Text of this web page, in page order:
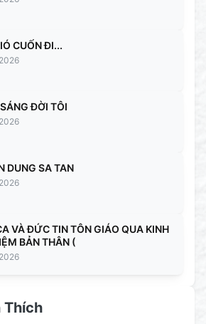
CUỐN ĐI...
ĐỜI TÔI
DUNG SA TAN
VÀ ĐỨC TIN TÔN GIÁO QUA KINH
BẢN THÂN (
Thích